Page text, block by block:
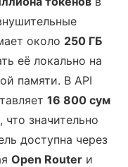
около 250 ГБ
её локально на
памяти. В API
16 800 сум
значительно
доступна через
Open Router и